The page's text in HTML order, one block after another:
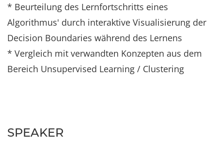
* Beurteilung des Lernfortschritts eines
Algorithmus' durch interaktive Visualisierung der
Decision Boundaries während des Lernens
* Vergleich mit verwandten Konzepten aus dem
Bereich Unsupervised Learning / Clustering
SPEAKER